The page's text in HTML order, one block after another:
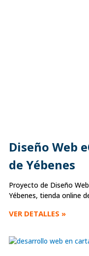
Diseño Web
de Yébenes
Proyecto de Diseño
Yébenes, tienda online
VER DETALLES »